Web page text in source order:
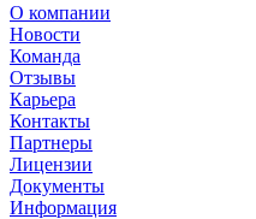
О компании
Новости
Команда
Отзывы
Карьера
Контакты
Партнеры
Лицензии
Документы
Информация